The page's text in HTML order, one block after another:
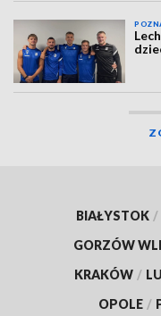
BIAŁYSTOK /
GORZÓW
KRAKÓW /
OPOLE /